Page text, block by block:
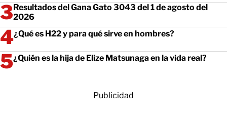
Resultados del Gana Gato 3043 del 1 de agosto del
2026
¿Qué es H22 y para qué sirve en hombres?
¿Quién es la hija de Elize Matsunaga en la vida real?
Publicidad